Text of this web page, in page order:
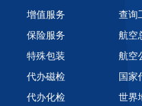
增值服务
保险服务
特殊包装
代办磁检
代办化检
查询
航空
航空
国家
世界